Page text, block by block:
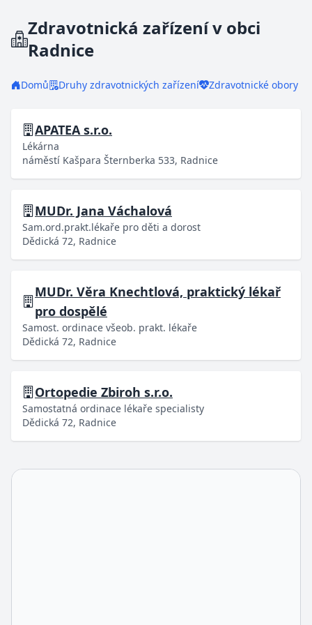
Zdravotnická zařízení v obci
Radnice
Domů Druhy zdravotnických zařízení Zdravotnické obory
APATEA s.r.o.
Lékárna
náměstí Kašpara Šternberka 533, Radnice
MUDr. Jana Váchalová
Sam.ord.prakt.lékaře pro děti a dorost
Dědická 72, Radnice
MUDr. Věra Knechtlová, praktický lékař
pro dospělé
Samost. ordinace všeob. prakt. lékaře
Dědická 72, Radnice
Ortopedie Zbiroh s.r.o.
Samostatná ordinace lékaře specialisty
Dědická 72, Radnice